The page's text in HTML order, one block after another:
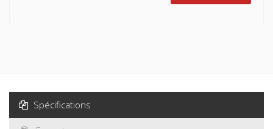
Spécifications